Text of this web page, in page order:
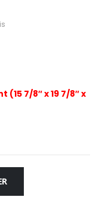
7/8″ x 19 7/8″ x